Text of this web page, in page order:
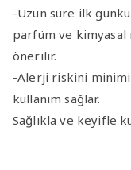
-Uzun süre ilk
parfüm ve kimyasal
önerilir.
-Alerji riskini
kullanım sağlar.
Sağlıkla ve keyifle